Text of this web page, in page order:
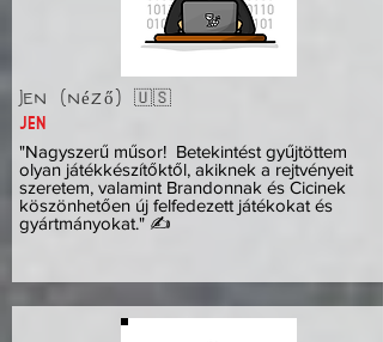
Jen (néző) 🇺🇸
JEN
"Nagyszerű műsor! Betekintést gyűjtöttem
olyan játékkészítőktől, akiknek a rejtvényeit
szeretem, valamint Brandonnak és Cicinek
köszönhetően új felfedezett játékokat és
gyártmányokat." ✍️